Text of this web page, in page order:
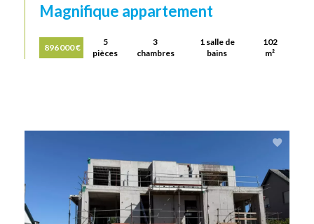
Magnifique appartement
896 000 €
5
pièces
3
chambres
1 salle de
bains
102
m²